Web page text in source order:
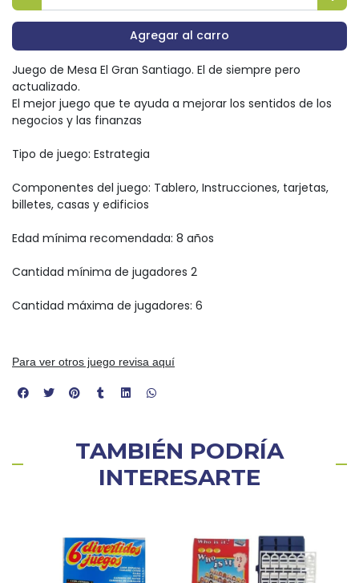
Agregar al carro
Juego de Mesa El Gran Santiago. El de siempre pero
actualizado.
El mejor juego que te ayuda a mejorar los sentidos de los
negocios y las finanzas
Tipo de juego: Estrategia
Componentes del juego: Tablero, Instrucciones, tarjetas,
billetes, casas y edificios
Edad mínima recomendada: 8 años
Cantidad mínima de jugadores 2
Cantidad máxima de jugadores: 6
Para ver otros juego revisa aquí
TAMBIÉN PODRÍA
INTERESARTE